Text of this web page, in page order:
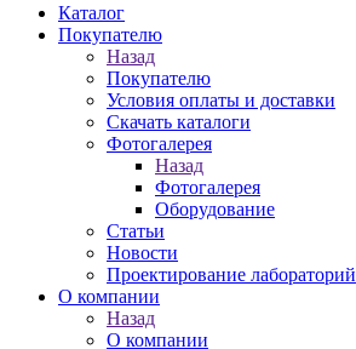
Каталог
Покупателю
Назад
Покупателю
Условия оплаты и доставки
Скачать каталоги
Фотогалерея
Назад
Фотогалерея
Оборудование
Статьи
Новости
Проектирование лабораторий
О компании
Назад
О компании